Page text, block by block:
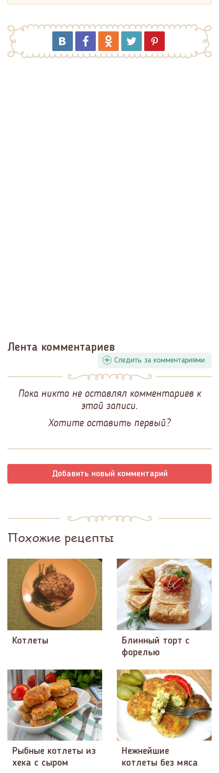
Лента комментариев
Следить за комментариями
Пока никто не оставлял комментариев к
этой записи.
Хотите оставить первый?
Добавить новый комментарий
Похожие рецепты
Котлеты
Блинный торт с
форелью
Рыбные котлеты из
хека с сыром
Нежнейшие
котлеты без мяса